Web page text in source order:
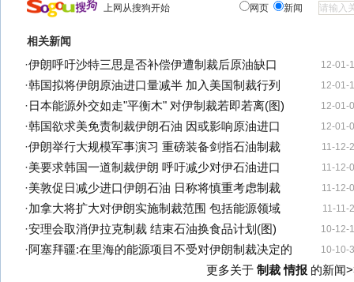
上网从搜狗开始 网页 新闻
相关新闻
12-01-
·伊朗呼吁沙特三思是否补偿伊遭制裁后原油缺口
12-01-
·韩国拟将伊朗原油进口量减半 加入美国制裁行列
12-01-
· 日本能源外交如走"平衡木" 对伊制裁若即若离(图)
12-01-
·韩国欲求美免责制裁伊朗石油 因或影响原油进口
11-12-
·伊朗举行大规模军事演习 重磅装备剑指石油制裁
11-12-
·美要求韩国一道制裁伊朗 呼吁减少对伊石油进口
11-12-
·美敦促日减少进口伊朗石油 日称将慎重考虑制裁
11-11-
·加拿大将扩大对伊朗实施制裁范围 包括能源领域
10-12-
·安理会取消伊拉克制裁 结束石油换食品计划(图)
10-10-
·阿塞拜疆:在里海的能源项目不受对伊朗制裁决定的
更多关于 制裁 情报的新闻